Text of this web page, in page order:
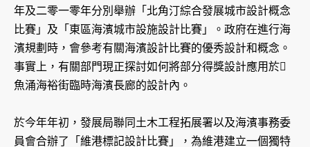
年及二零一零年分別舉辦「北角汀綜合發展城市設計概念
比賽」及「東區海濱城市設施設計比賽」。政府在進行海
濱規劃時，會參考有關海濱設計比賽的優秀設計和概念。
事實上，有關部門現正探討如何將部分得獎設計應用於
魚涌海裕街臨時海濱長廊的設計內。
於今年年初，發展局聯同土木工程拓展署以及海濱事務委
員會合辦了「維港標記設計比賽」，為維港建立一個獨特